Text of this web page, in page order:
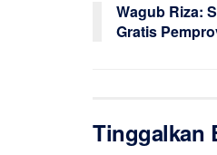
Wagub Riza:
Gratis
Tinggalkan